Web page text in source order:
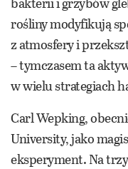
rośliny modyfikują
z atmosfery i
– tymczasem ta
w wielu strategiach
Carl Wepking,
University, jako
eksperyment. Na